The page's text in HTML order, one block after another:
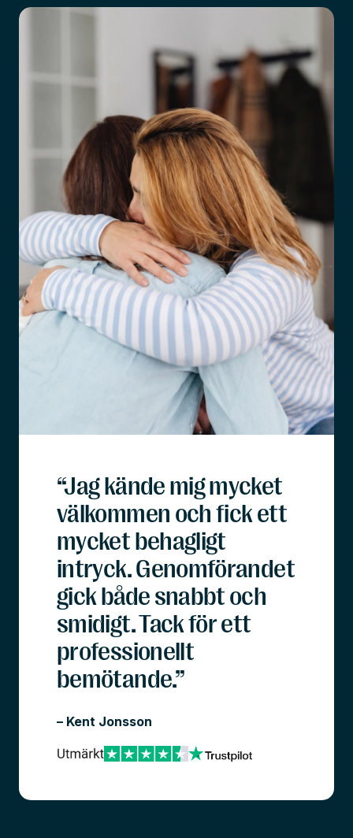
“Jag kände mig mycket
välkommen och fick ett
mycket behagligt
intryck. Genomförandet
gick både snabbt och
smidigt. Tack för ett
professionellt
bemötande.”
– Kent Jonsson